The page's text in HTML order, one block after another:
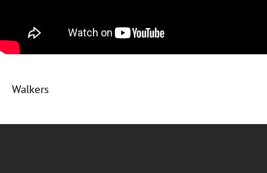
Walkers